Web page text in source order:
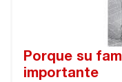
Porque su
importante